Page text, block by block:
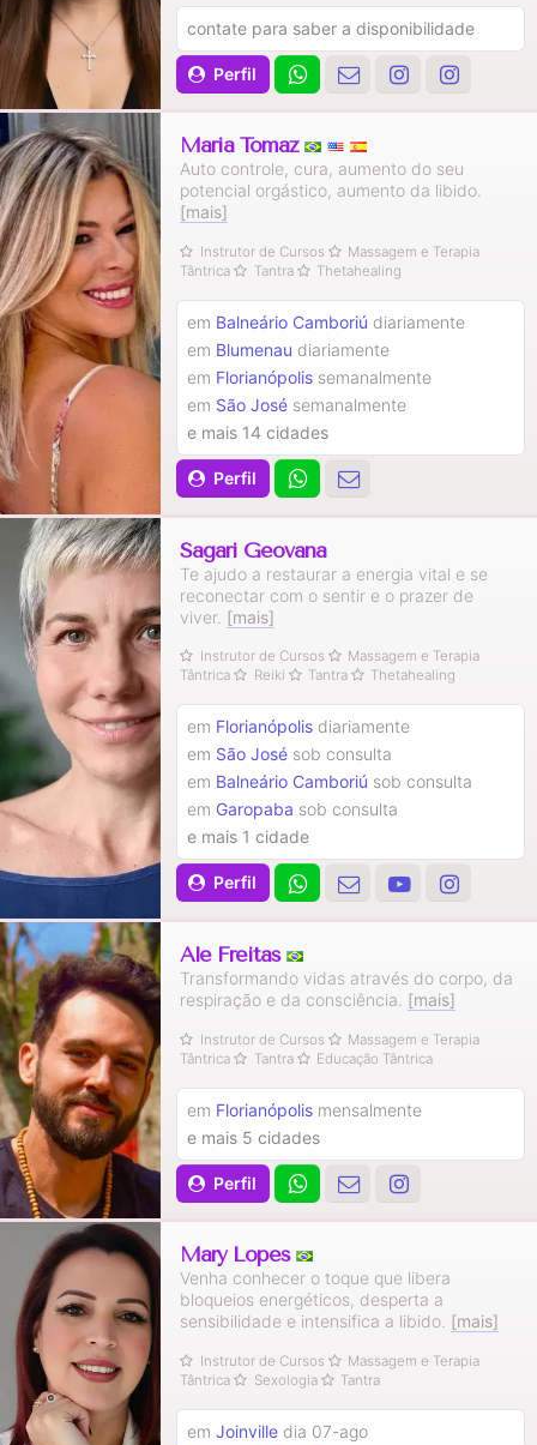
Perfil
contate para saber a disponibilidade
Maria Tomaz
Auto controle, cura, aumento do seu
potencial orgástico, aumento da libido.
[mais]
Instrutor de Cursos
Massagem e Terapia
Tântrica
Tantra Thetahealing
Perfil
em Balneário Camboriú diariamente
em Blumenau diariamente
em Florianópolis semanalmente
em São José semanalmente
e mais 14 cidades
Sagari Geovana
Te ajudo a restaurar a energia vital e se
reconectar com o sentir e o prazer de
viver. [mais]
Instrutor de Cursos
Massagem e Terapia
Tântrica
Reiki Tantra Thetahealing
Perfil
em Florianópolis diariamente
em São José sob consulta
em Balneário Camboriú sob consulta
em Garopaba sob consulta
e mais 1 cidade
Ale Freitas
Transformando vidas através do corpo, da
respiração e da consciência. [mais]
Instrutor de Cursos
Massagem e Terapia
Tântrica
Tantra Educação Tântrica
Perfil
em Florianópolis mensalmente
e mais 5 cidades
Mary Lopes
Venha conhecer o toque que libera
bloqueios energéticos, desperta a
sensibilidade e intensifica a libido. [mais]
Instrutor de Cursos
Massagem e Terapia
Tântrica
Sexologia Tantra
emJoinville dia 07-ago